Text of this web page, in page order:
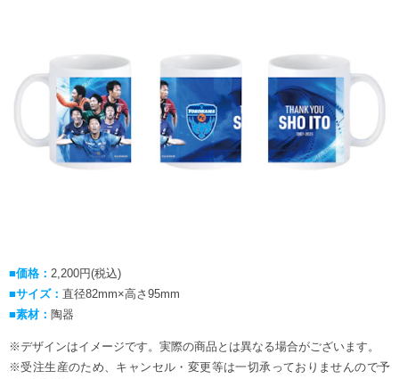
■価格： 2,200円(税込)
■サイズ： 直径82mm×高さ95mm
■素材： 陶器
※デザインはイメージです。実際の商品とは異なる場合がございます。
※受注生産のため、キャンセル・変更等は一切承っておりませんので予